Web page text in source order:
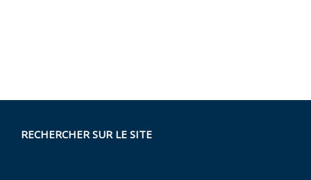
RECHERCHER SUR LE SITE